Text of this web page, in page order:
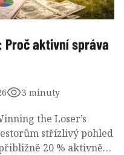
Proč aktivní správa
3 minuty
the Loser’s
střízlivý pohled
20 % aktivně